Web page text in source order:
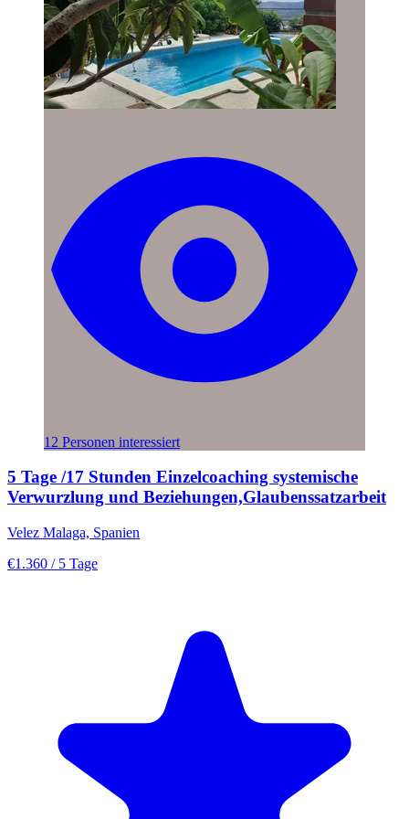
12 Personen interessiert
5 Tage /17 Stunden Einzelcoaching systemische
Verwurzlung und Beziehungen,Glaubenssatzarbeit
Velez Malaga, Spanien
€1.360 / 5 Tage